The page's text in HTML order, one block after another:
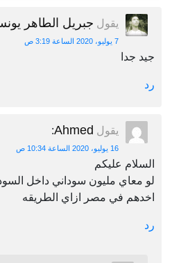
يقول جبريل الطاهر
7 يوليو، 2020 الساعة 3:19 ص
جيد جدا
رد
يقول Ahmed
:
16 يوليو، 2020 الساعة 10:34 ص
السلام عليكم
لو معاي مليون سوداني داخل
اخدهم في مصر ازاي الطريقه
رد